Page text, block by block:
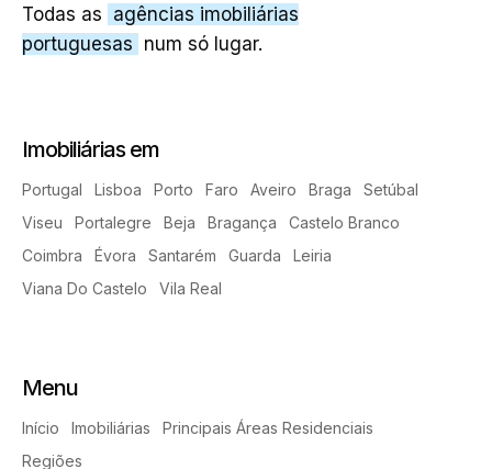
Todas as agências imobiliárias
portuguesas num só lugar.
Imobiliárias em
Portugal Lisboa Porto Faro Aveiro Braga
Setúbal
Viseu
Portalegre Beja Bragança
Castelo Branco
Coimbra
Évora Santarém Guarda
Leiria
Viana Do Castelo
Vila Real
Menu
Início Imobiliárias
Principais Áreas Residenciais
Regiões